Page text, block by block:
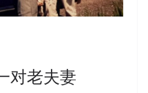
对老夫妻